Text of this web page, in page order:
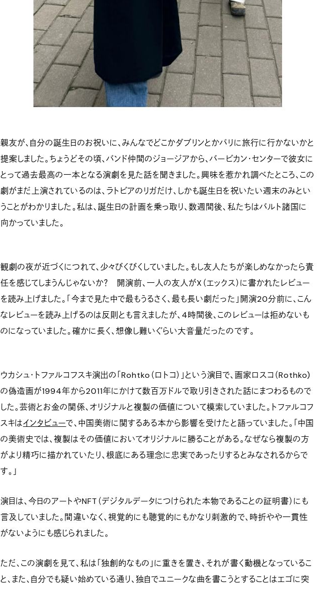
親友が、自分の誕生日のお祝いに、みんなでどこかダブリンとかパリに旅行に行かないかと
提案しました。ちょうどその頃、バンド仲間のジョージアから、バービカン・センターで彼女に
とって過去最高の一本となる演劇を見た話を聞きました。興味を惹かれ調べたところ、この
劇がまだ上演されているのは、ラトビアのリガだけ、しかも誕生日を祝いたい週末のみとい
うことがわかりました。私は、誕生日の計画を乗っ取り、数週間後、私たちはバルト諸国に
向かっていました。
観劇の夜が近づくにつれて、少々びくびくしていました。もし友人たちが楽しめなかったら責
任を感じてしまうんじゃないか？ 開演前、一人の友人がX（エックス）に書かれたレビュー
を読み上げました。「今まで見た中で最もうるさく、最も長い劇だった」開演20分前に、こん
なレビューを読み上げるのは反則とも言えましたが、4時間後、このレビューは拒めないも
のになっていました。確かに長く、想像し難いぐらい大音量だったのです。
ウカシュ・トファルコフスキ演出の「Rohtko（ロトコ）」という演目で、画家ロスコ（Rothko)
の偽造画が1994年から2011年にかけて数百万ドルで取り引きされた話にまつわるもので
した。芸術とお金の関係、オリジナルと複製の価値について模索していました。トファルコフ
スキはインタビューで、中国美術に関するある本から影響を受けたと語っていました。「中国
の美術史では、複製はその価値においてオリジナルに勝ることがある。なぜなら複製の方
がより精巧に描かれていたり、根底にある理念に忠実であったりするとみなされるからで
す。」
演目は、今日のアートやNFT（デジタルデータにつけられた本物であることの証明書）にも
言及していました。間違いなく、視覚的にも聴覚的にもかなり刺激的で、時折やや一貫性
がないようにも感じられました。
ただ、この演劇を見て、私は「独創的なもの」に重きを置き、それが書く動機となっているこ
と、また、自分でも疑い始めている通り、独自でユニークな曲を書こうとすることはエゴに突